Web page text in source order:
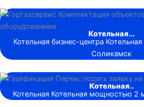
Котельная...
Котельная бизнес-центра
Соликамск
Котельная..
Котельная Котельная мощностью 2